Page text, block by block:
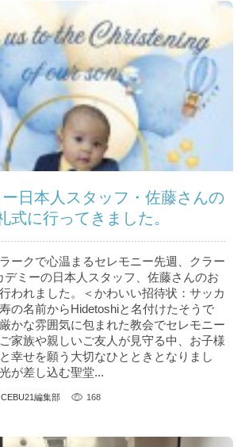
日本人スタッフ・佐藤さんの
式に行ってきました。
ークで心温まるセレモニー先週、クラー
デミーの日本人スタッフ、佐藤さんのお
われました。＜かわいい招待状：サッカ
の名前からHidetoshiと名付けたそうで
かな雰囲気に包まれた教会でセレモニー
家族や親しいご友人が見守る中、お子様
幸せを願う大切なひとときとなりまし
が差し込む聖堂...
CEBU21編集部 168